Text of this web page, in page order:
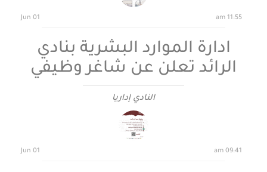
ادارة الموارد البشرية بنادي
الرائد تعلن عن شاغر وظيفي
النادي إداريا